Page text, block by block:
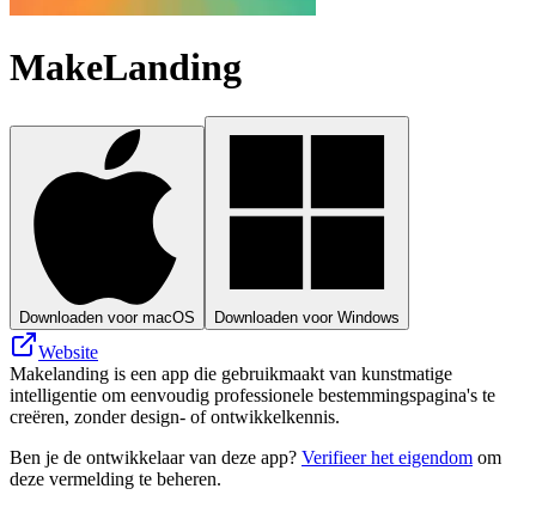
MakeLanding
Downloaden voor macOS Downloaden voor Windows
Website
Makelanding is een app die gebruikmaakt van kunstmatige
intelligentie om eenvoudig professionele bestemmingspagina's te
creëren, zonder design- of ontwikkelkennis.
Ben je de ontwikkelaar van deze app? Verifieer het eigendom om
deze vermelding te beheren.